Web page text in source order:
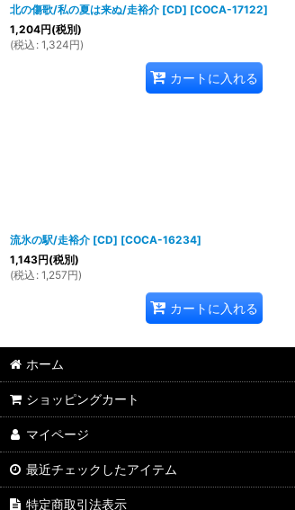
北の傷歌/私の夏は来ぬ/走裕介 [CD] [COCA-17122]
1,204円(税別)
(税込 : 1,324円)
カートに入れる
流氷の駅/走裕介 [CD] [COCA-16234]
1,143円(税別)
(税込 : 1,257円)
カートに入れる
ホーム
ショッピングカート
マイページ
最近チェックしたアイテム
特定商取引法表示